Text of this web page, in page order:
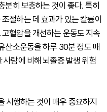
분히 보충하는 것이 좋다. 특히
절하는 데 효과가 있는 칼륨이
혈압을 개선하는 운동도 지속
산소운동을 하루 30분 정도 매
사람에 비해 뇌졸중 발생 위험
시행하는 것이 매우 중요하지